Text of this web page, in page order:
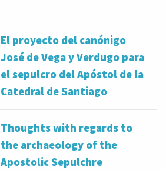
El proyecto del canónigo
José de Vega y Verdugo para
el sepulcro del Apóstol de la
Catedral de Santiago
Thoughts with regards to
the archaeology of the
Apostolic Sepulchre